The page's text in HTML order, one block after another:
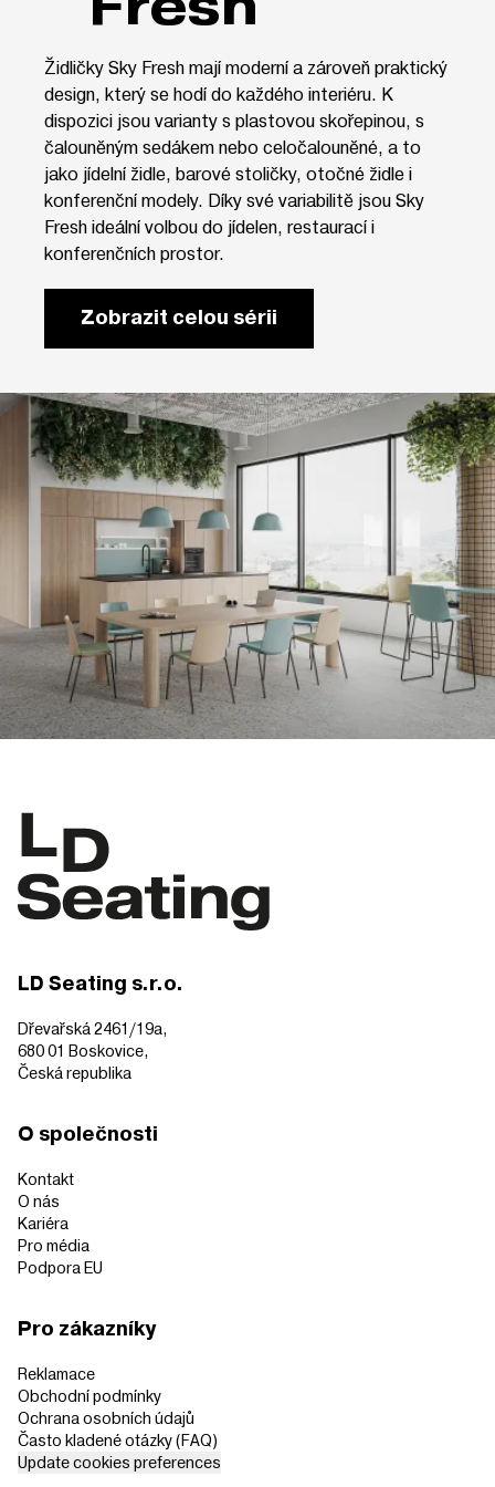
Židličky Sky Fresh mají moderní a zároveň praktický
design, který se hodí do každého interiéru. K
dispozici jsou varianty s plastovou skořepinou, s
čalouněným sedákem nebo celočalouněné, a to
jako jídelní židle, barové stoličky, otočné židle i
konferenční modely. Díky své variabilitě jsou Sky
Fresh ideální volbou do jídelen, restaurací i
konferenčních prostor.
Zobrazit celou sérii
LD Seating s.r.o.
Dřevařská 2461/19a,
680 01 Boskovice,
Česká republika
O společnosti
Kontakt
O nás
Kariéra
Pro média
Podpora EU
Pro zákazníky
Reklamace
Obchodní podmínky
Ochrana osobních údajů
Často kladené otázky (FAQ)
Update cookies preferences